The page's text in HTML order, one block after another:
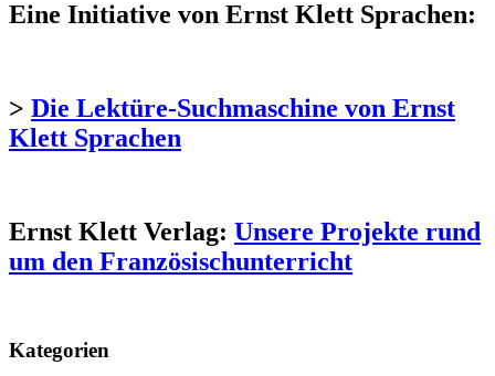
Eine Initiative von Ernst Klett Sprachen:
> Die Lektüre-Suchmaschine von Ernst
Klett Sprachen
Ernst Klett Verlag: Unsere Projekte rund
um den Französischunterricht
Kategorien